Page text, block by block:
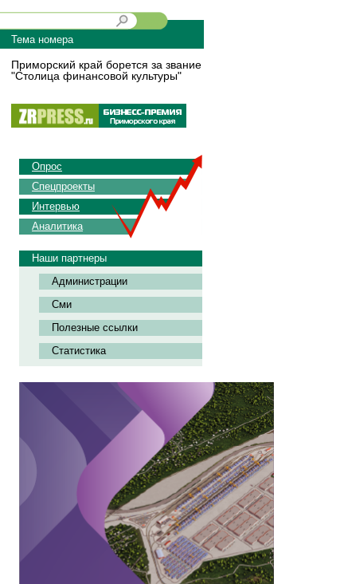
Тема номера
Приморский край борется за звание
"Столица финансовой культуры"
Опрос
Спецпроекты
Интервью
Аналитика
Наши партнеры
Администрации
Сми
Полезные ссылки
Статистика